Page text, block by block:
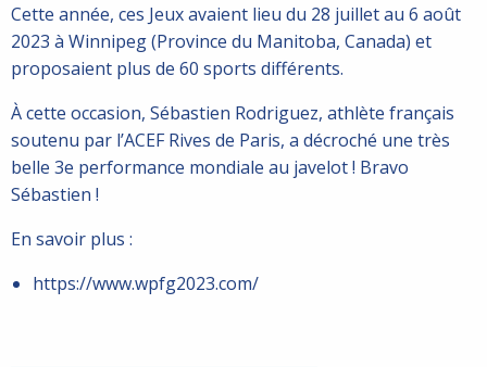
Cette année, ces Jeux avaient lieu du 28 juillet au 6 août
2023 à Winnipeg (Province du Manitoba, Canada) et
proposaient plus de 60 sports différents.
À cette occasion, Sébastien Rodriguez, athlète français
soutenu par l’ACEF Rives de Paris, a décroché une très
belle 3e performance mondiale au javelot ! Bravo
Sébastien !
En savoir plus :
https://www.wpfg2023.com/